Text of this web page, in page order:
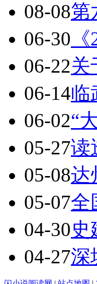
08-08第
06-30
06-22关
06-14临
06-02“
05-27读
05-08达
05-07全
04-30
04-27深